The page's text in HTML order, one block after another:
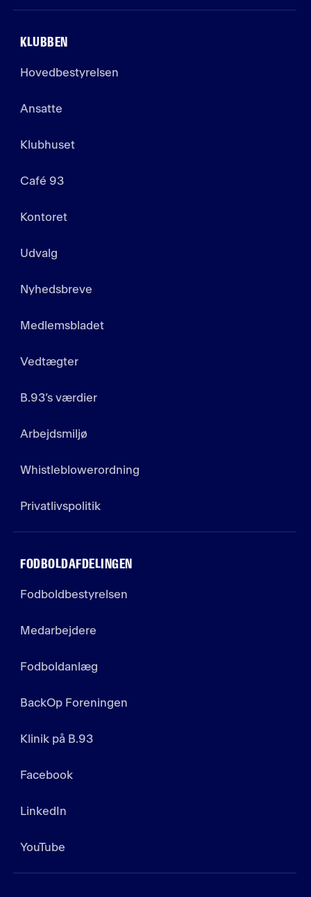
KLUBBEN
Hovedbestyrelsen
Ansatte
Klubhuset
Café 93
Kontoret
Udvalg
Nyhedsbreve
Medlemsbladet
Vedtægter
B.93’s værdier
Arbejdsmiljø
Whistleblowerordning
Privatlivspolitik
FODBOLDAFDELINGEN
Fodboldbestyrelsen
Medarbejdere
Fodboldanlæg
BackOp Foreningen
Klinik på B.93
Facebook
LinkedIn
YouTube